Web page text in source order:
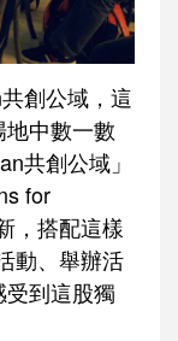
創公域，這
中數一數
共創公域」
for
，搭配這樣
動、舉辦活
到這股獨